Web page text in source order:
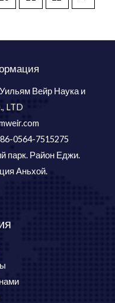
Вейр Наука и
LTD
0564-7515275
парк. Район Еджи.
Аньхой.